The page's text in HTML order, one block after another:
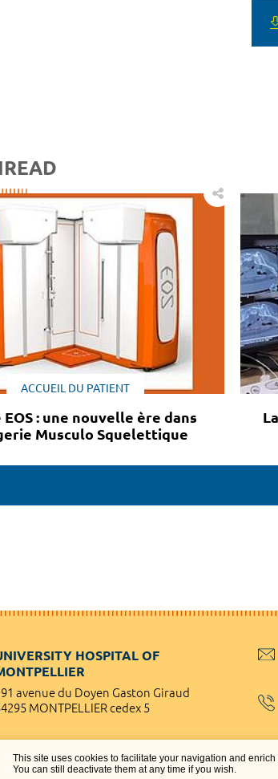
This site uses cookies to facilitate your navigation and
You can still deactivate them at any time if you wish.
ACCUEIL DU PATIENT
EOS : une nouvelle ère dans
Musculo Squelettique
HOSPITAL OF
avenue du Doyen Gaston Giraud
MONTPELLIER cedex 5